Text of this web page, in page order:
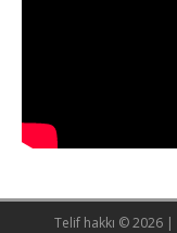
Telif hakkı © 2026 |